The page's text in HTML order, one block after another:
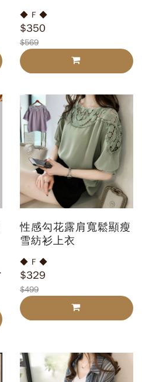
◆ F ◆
$350
$569
性感勾花露肩寬鬆顯瘦
雪紡衫上衣
◆ F ◆
$329
$499